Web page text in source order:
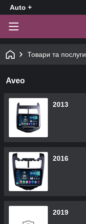
Auto +
Товари та послуги
Aveo
2013
2016
2019